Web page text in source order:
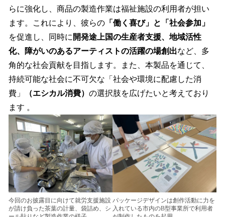
らに強化し、商品の製造作業は福祉施設の利用者が担い
ます。これにより、彼らの 「働く喜び」と「社会参加」
を促進し、同時に 開発途上国の生産者支援、地域活性
化、障がいのあるアーティストの活躍の場創出など、多
角的な社会貢献を目指します。また、本製品を通じて、
持続可能な社会に不可欠な「社会や環境に配慮した消
費」
（エシカル消費） の選択肢を広げたいと考えており
ます 。
今回のお披露目に向けて就労支援施設
が請け負った茶葉の計量、袋詰め、シ
パッケージデザインは創作活動に力を
入れている市内のB型事業所で利用者